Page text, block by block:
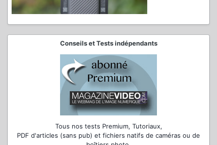
Conseils et Tests indépendants
Tous nos tests Premium, Tutoriaux,
PDF d'articles (sans pub) et fichiers natifs de caméras ou de